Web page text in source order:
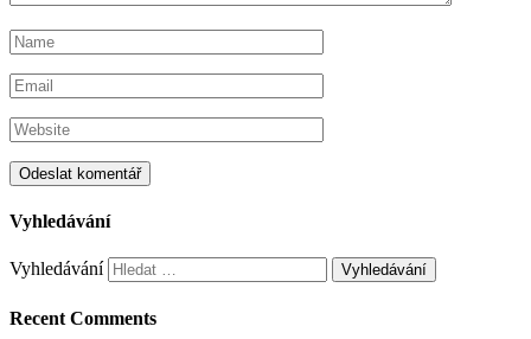
Vyhledávání
Vyhledávání
Recent Comments